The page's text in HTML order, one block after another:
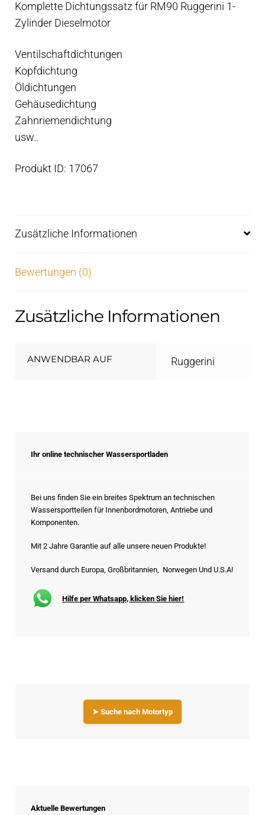
90.00mm
Menge
Komplette Dichtungssatz für RM90 Ruggerini 1-
Zylinder Dieselmotor
Ventilschaftdichtungen
Kopfdichtung
Öldichtungen
Gehäusedichtung
Zahnriemendichtung
usw..
Produkt ID: 17067
Zusätzliche Informationen
Bewertungen (0)
Zusätzliche Informationen
ANWENDBAR AUF Ruggerini
Ihr online technischer Wassersportladen
Bei uns finden Sie ein breites Spektrum an technischen
Wassersportteilen für Innenbordmotoren, Antriebe und
Komponenten.
Mit 2 Jahre Garantie auf alle unsere neuen Produkte!
Versand durch Europa, Großbritannien, Norwegen Und U.S.A!
Hilfe per Whatsapp, klicken Sie hier!
➤ Suche nach Motortyp
Aktuelle Bewertungen